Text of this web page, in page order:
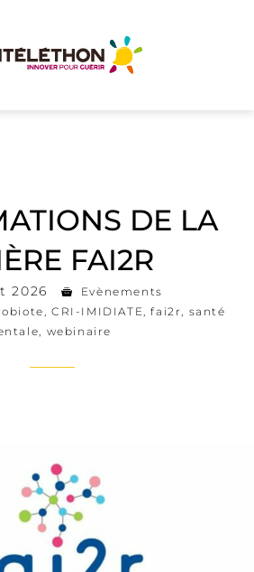
DE LA
FAI2R
2026
Evènements
, CRI-IMIDIATE,fai2r, santé
, webinaire